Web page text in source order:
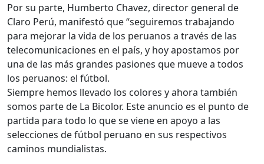
Por su parte, Humberto Chavez, director general de
Claro Perú, manifestó que “seguiremos trabajando
para mejorar la vida de los peruanos a través de las
telecomunicaciones en el país, y hoy apostamos por
una de las más grandes pasiones que mueve a todos
los peruanos: el fútbol.
Siempre hemos llevado los colores y ahora también
somos parte de La Bicolor. Este anuncio es el punto de
partida para todo lo que se viene en apoyo a las
selecciones de fútbol peruano en sus respectivos
caminos mundialistas.